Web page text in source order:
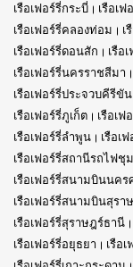
เรือเฟอร์รี่กระบี่ เรือเฟ
เรือเฟอร์รี่คลองท่อม
เ
เรือเฟอร์รี่ดอนสัก
เรือ
เรือเฟอร์รี่นครราชสีมา
เรือเฟอร์รี่ประจวบคีรีขั
เรือเฟอร์รี่ภูเก็ต
เรือเฟ
เรือเฟอร์รี่ลำพูน
เรือเ
เรือเฟอร์รี่สถานีรถไฟชุ
เรือเฟอร์รี่สนามบินนคร
เรือเฟอร์รี่สนามบินสุรา
เรือเฟอร์รี่สุราษฎร์ธานี
เรือเฟอร์รี่อยุธยา
เรือ